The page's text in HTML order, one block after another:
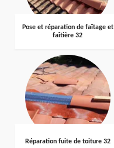
Pose et réparation de faîtage et
faîtière 32
Réparation fuite de toiture 32